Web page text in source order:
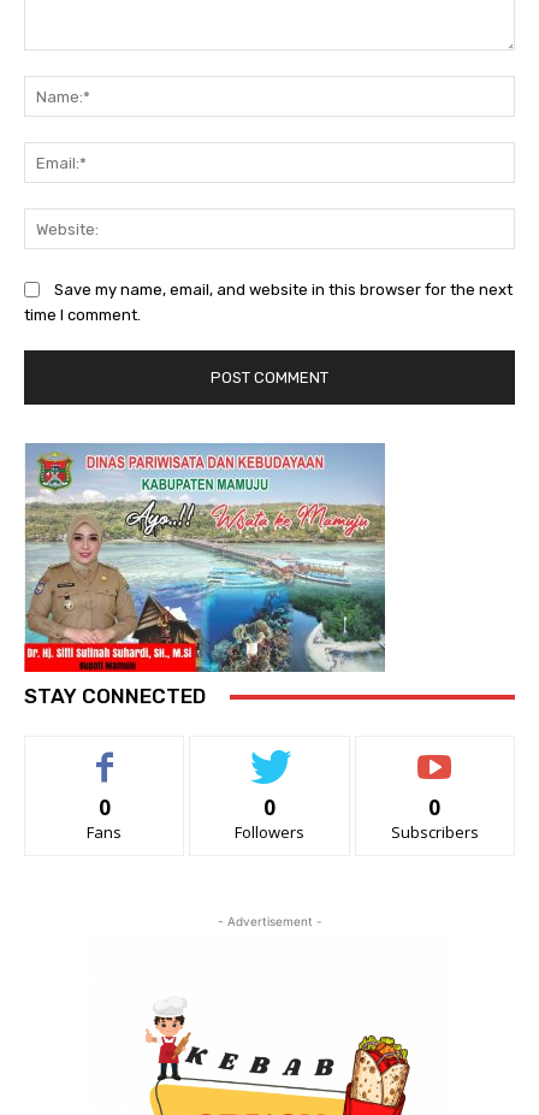
Save my name, email, and website in this browser for the next
time I comment.
STAY CONNECTED
0
Fans
0
Followers
0
Subscribers
- Advertisement -